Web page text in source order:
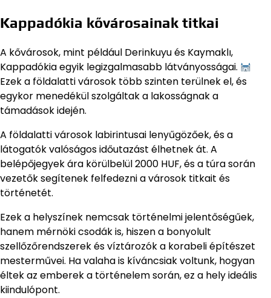
Kappadókia kővárosainak titkai
A kővárosok, mint például Derinkuyu és Kaymaklı,
Kappadókia egyik legizgalmasabb látványosságai.
Ezek a földalatti városok több szinten terülnek el, és
egykor menedékül szolgáltak a lakosságnak a
támadások idején.
A földalatti városok labirintusai lenyűgözőek, és a
látogatók valóságos időutazást élhetnek át. A
belépőjegyek ára körülbelül 2000 HUF, és a túra során
vezetők segítenek felfedezni a városok titkait és
történetét.
Ezek a helyszínek nemcsak történelmi jelentőségűek,
hanem mérnöki csodák is, hiszen a bonyolult
szellőzőrendszerek és víztározók a korabeli építészet
mesterművei. Ha valaha is kíváncsiak voltunk, hogyan
éltek az emberek a történelem során, ez a hely ideális
kiindulópont.